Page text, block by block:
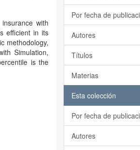
with
efficient in its
methodology,
Simulation,
is the
Por fecha de
Autores
Títulos
Materias
Esta colección
Por fecha de
Autores